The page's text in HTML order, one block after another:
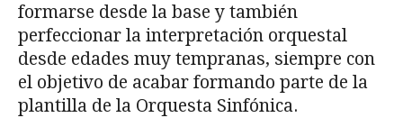
formarse desde la base y también
perfeccionar la interpretación orquestal
desde edades muy tempranas, siempre con
el objetivo de acabar formando parte de la
plantilla de la Orquesta Sinfónica.